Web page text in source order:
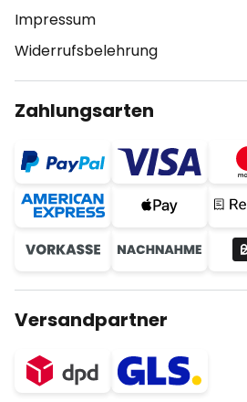
Impressum
Widerrufsbelehrung
Zahlungsarten
Versandpartner